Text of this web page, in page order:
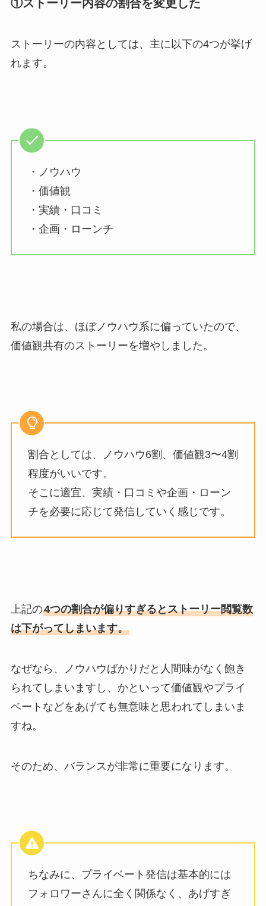
①ストーリー内容の割合を変更した
ストーリーの内容としては、主に以下の4つが挙げ
れます。
・ノウハウ
・価値観
・実績・口コミ
・企画・ローンチ
私の場合は、ほぼノウハウ系に偏っていたので、
価値観共有のストーリーを増やしました。
割合としては、ノウハウ6割、価値観3〜4割
程度がいいです。
そこに適宜、実績・口コミや企画・ローン
チを必要に応じて発信していく感じです。
上記の4つの割合が偏りすぎるとストーリー閲覧数
は下がってしまいます。
なぜなら、ノウハウばかりだと人間味がなく飽き
られてしまいますし、かといって価値観やプライ
ベートなどをあげても無意味と思われてしまいま
すね。
そのため、バランスが非常に重要になります。
ちなみに、プライベート発信は基本的には
フォロワーさんに全く関係なく、あげすぎ